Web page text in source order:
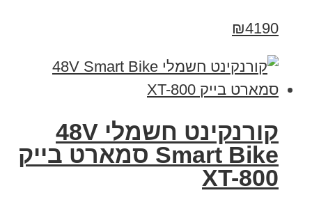
₪4190
קורנקינט חשמלי 48V
Smart Bike סמארט בייק
XT-800